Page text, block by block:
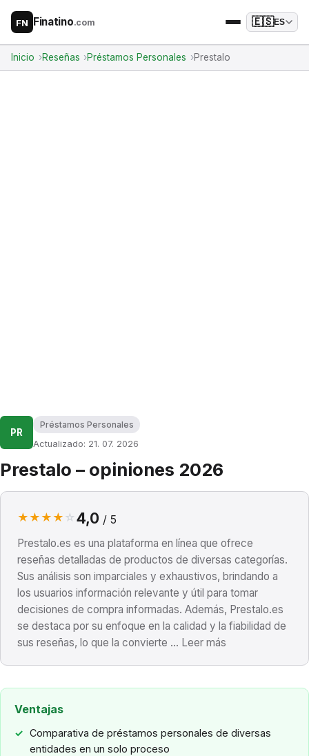
FN Finatino.com 🇪🇸ES
Inicio Reseñas Préstamos Personales Prestalo
PR
Préstamos Personales
Actualizado: 21. 07. 2026
Prestalo – opiniones 2026
★ ★ ★ ★ ☆ 4,0 / 5
Prestalo.es es una plataforma en línea que ofrece
reseñas detalladas de productos de diversas categorías.
Sus análisis son imparciales y exhaustivos, brindando a
los usuarios información relevante y útil para tomar
decisiones de compra informadas. Además, Prestalo.es
se destaca por su enfoque en la calidad y la fiabilidad de
sus reseñas, lo que la convierte ... Leer más
Ventajas
Comparativa de préstamos personales de diversas
entidades en un solo proceso